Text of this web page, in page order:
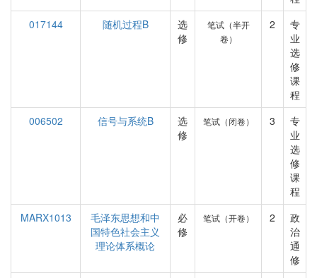
017144
随机过程B
选
修
笔试（半开
卷）
2
专
业
选
修
课
程
006502
信号与系统B
选
修
笔试（闭卷） 3
专
业
选
修
课
程
MARX1013
毛泽东思想和中
国特色社会主义
理论体系概论
必
修
笔试（开卷） 2
政
治
通
修